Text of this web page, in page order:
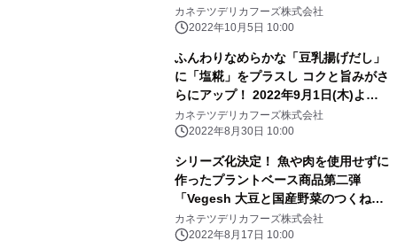
ストアにて先行予約販売開始
カネテツデリカフーズ株式会社
2022年10月5日 10:00
ふんわりなめらかな「豆乳揚げだし」
に「塩糀」をプラスし コクと旨みがさ
らにアップ！ 2022年9月1日(木)より
全国で発売
カネテツデリカフーズ株式会社
2022年8月30日 10:00
シリーズ化決定！ 魚や肉を使用せずに
作ったプラントベース商品第二弾
「Vegesh 大豆と国産野菜のつくね」
を 2022年9月1日(木)より発売
カネテツデリカフーズ株式会社
2022年8月17日 10:00